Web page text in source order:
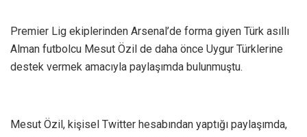
Premier Lig ekiplerinden Arsenal’de forma giyen Türk asıllı
Alman futbolcu Mesut Özil de daha önce Uygur Türklerine
destek vermek amacıyla paylaşımda bulunmuştu.
Mesut Özil, kişisel Twitter hesabından yaptığı paylaşımda,